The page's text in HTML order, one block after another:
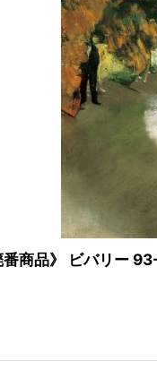
番商品》 ビバリー